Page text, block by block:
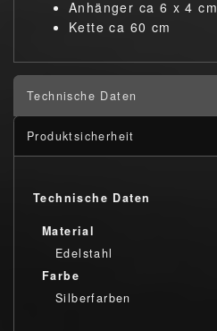
Anhänger ca 6 x 4 cm
Kette ca 60 cm
Technische Daten
Produktsicherheit
Technische Daten
Material
Edelstahl
Farbe
Silberfarben